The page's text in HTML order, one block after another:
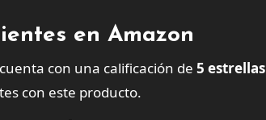
en Amazon
cuenta con una calificación de 5 estrellas
con este producto.